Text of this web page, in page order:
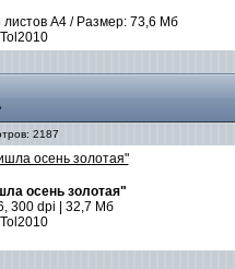
листов А4 / Размер: 73,6 Мб
2187
осень золотая"
300 dpi | 32,7 Мб